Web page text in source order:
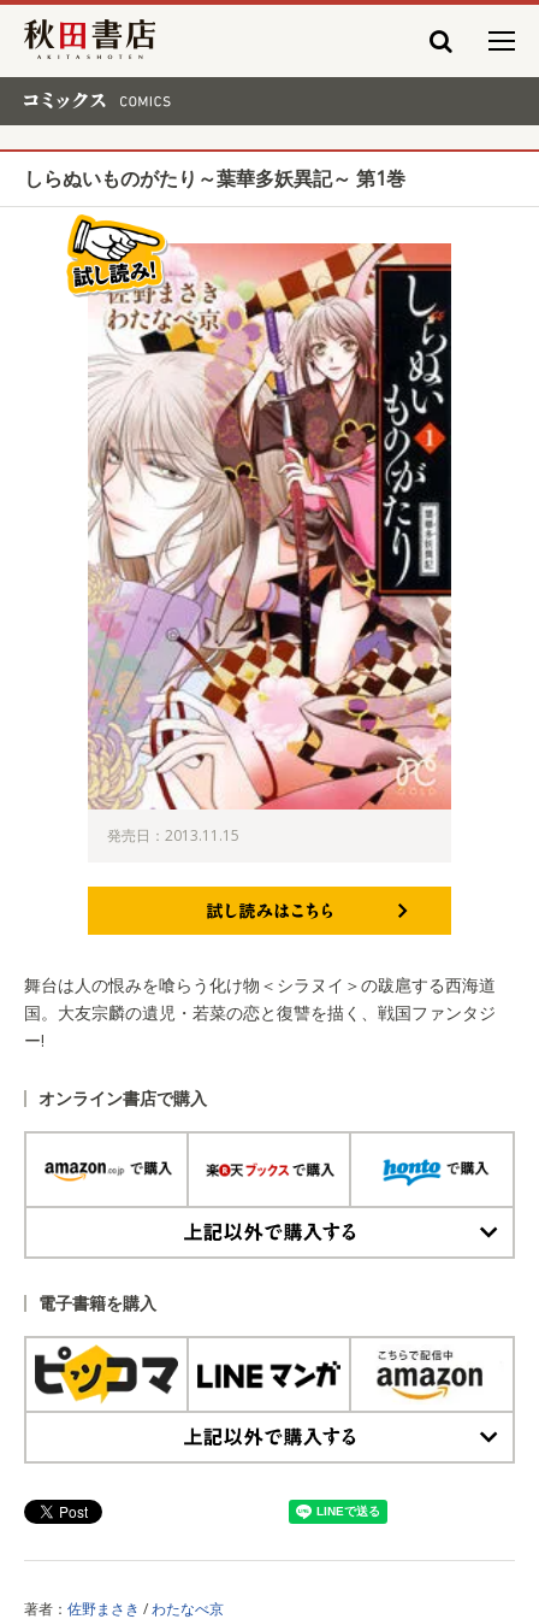
秋田書店
しらぬいものがたり～葉華多妖異記～ 第1巻
発売日：2013.11.15
舞台は人の恨みを喰らう化け物＜シラヌイ＞の跋扈する西海道
国。大友宗麟の遺児・若菜の恋と復讐を描く、戦国ファンタジ
ー!
オンライン書店で購入
電子書籍を購入
著者： 佐野まさき /わたなべ京